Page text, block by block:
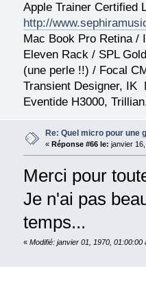
Apple Trainer Certified
http://
Mac Book Pro Retina /
Eleven Rack / SPL
(une perle !!) / Focal
Transient Designer, IK
Eventide H3000,
Re: Quel micro pour une
« Réponse #66 le: janvier
Merci pour
Je n'ai pas
temps...
« Modifié: janvier 01, 1970, 01:00:00